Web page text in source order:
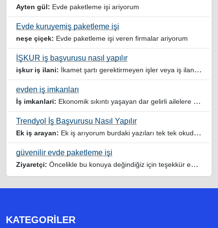
Ayten gül: Evde paketleme işi ariyorum
Evde kuruyemiş paketleme işi
neşe çiçek: Evde paketleme işi veren firmalar ariyorum
İŞKUR iş başvurusu nasıl yapılır
işkur iş ilani: İkamet şartı gerektirmeyen işler veya iş ilanlari da listelensin. Arama sonucuna işverenin tercih ettiği ikamet illeri de eklense olmazmi
evden iş imkanları
İş imkanlari: Ekonomik sıkıntı yaşayan dar gelirli ailelere özellikle evde iş imkanı sağlayan bu durumdan istifade eden ev hanımlarına büyük bir nimet çalışmak ev Ekonomisine benim gibi destek olmak isteyenler sağlam güvenilir sitelere rağbet etsin her ilan yada reklam doğru adres olmayabiliyor arkadaşlar, bu alanda bize yol gösteren yardımcı olan doğru şekilde yönlendiren sayfaya teşekkür ederim elinize emeklerine sağlık
Trendyol İş Başvurusu Nasıl Yapılır
Ek iş arayan: Ek iş arıyorum burdaki yazıları tek tek okudum faydalı iş imkanları var tsk let
güvenilir evde paketleme işi
Ziyaretçi: Öncelikle bu konuya değindiğiz için teşekkür ederim maalesef bu tarzda yazılarla inanıp aldanan ve dolandirilan insanlar oluyor, o yüzden bu sektörlerde işini hakkıyla yapan siteler ve sayfalara itibar edilmeli,üç beş demeden ek gelir ile evine destek olmayan iyi niyetli insanlarında iyi niyetleri suistimal edilmemeli,sayfanızın geniş kitlelere doğru ve gerçek adresten ulaşması temennisiyle kolaylıklar dilerim..
KATEGORILER